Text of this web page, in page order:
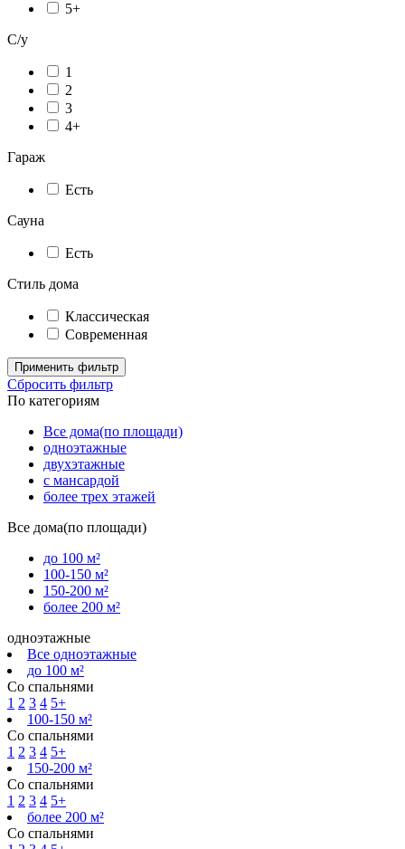
5+
С/у
1
2
3
4+
Гараж
Есть
Сауна
Есть
Стиль дома
Классическая
Современная
Применить фильтр
Сбросить фильтр
По категориям
Все дома(по площади)
одноэтажные
двухэтажные
с мансардой
более трех этажей
Все дома(по площади)
до 100 м²
100-150 м²
150-200 м²
более 200 м²
одноэтажные
Все одноэтажные
до 100 м²
Со спальнями
1 2 3 4 5+
100-150 м²
Со спальнями
1 2 3 4 5+
150-200 м²
Со спальнями
1 2 3 4 5+
более 200 м²
Со спальнями